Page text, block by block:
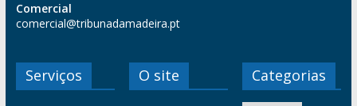
Comercial
comercial@tribunadamadeira.pt
Serviços O site Categorias